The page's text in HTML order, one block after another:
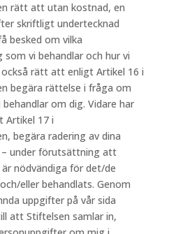
rätt att utan kostnad, en
skriftligt undertecknad
besked om vilka
vi behandlar och hur vi
rätt att enligt Artikel 16 i
begära rättelse i fråga om
om dig. Vidare har
Artikel 17 i
begära radering av dina
under förutsättning att
nödvändiga för det/de
eller behandlats. Genom
uppgifter på vår sida
att Stiftelsen samlar in,